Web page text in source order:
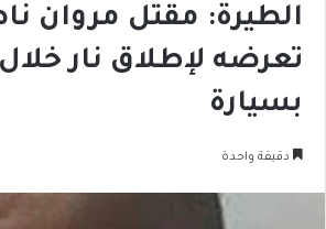
الطيرة: مقتل مروان
تعرضه لإطلاق نار
بسيارة
دقيقة واحدة